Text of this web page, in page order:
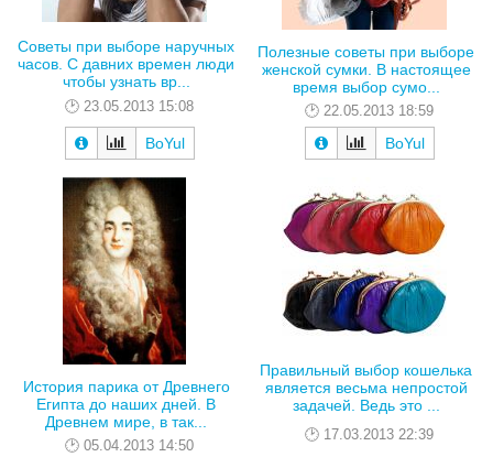
Советы при выборе наручных
часов. С давних времен люди
чтобы узнать вр...
23.05.2013 15:08
BoYul
Полезные советы при выборе
женской сумки. В настоящее
время выбор сумо...
22.05.2013 18:59
BoYul
История парика от Древнего
Египта до наших дней. В
Древнем мире, в так...
05.04.2013 14:50
Правильный выбор кошелька
является весьма непростой
задачей. Ведь это ...
17.03.2013 22:39